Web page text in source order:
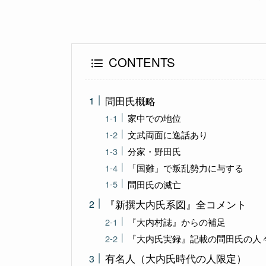
CONTENTS
問田氏概略
家中での地位
文武両面に逸話あり
分家・野田氏
「国難」で叛乱勢力に与する
問田氏の滅亡
『新撰大内氏系図』全コメント
『大内村誌』からの補足
『大内氏実録』記載の問田氏の人
有名人（大内氏時代の人限定）